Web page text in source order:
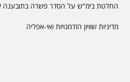
החלטת בימ"ש על הסדר פשרה בתובענה
מדיניות שוויון הזדמנויות ואי-אפליה